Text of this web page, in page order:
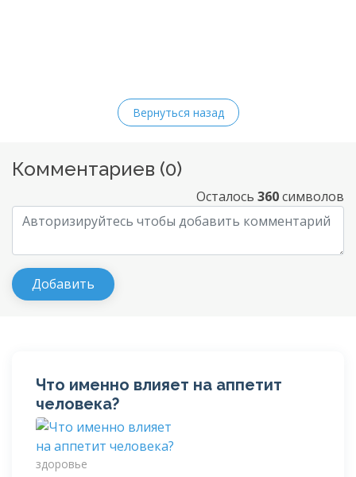
Вернуться назад
Комментариев (0)
Осталось 360символов
Что именно влияет на аппетит
человека?
здоровье